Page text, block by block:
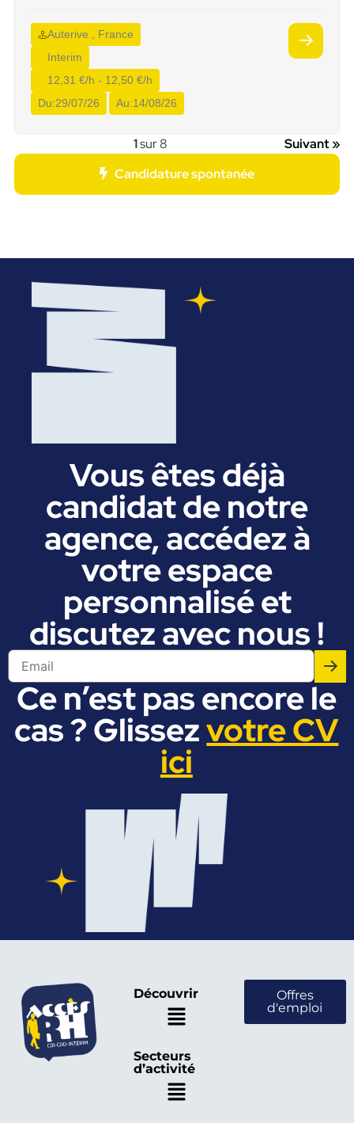
Auterive , France
Interim
12,31 €/h - 12,50 €/h
Du:29/07/26 Au:14/08/26
1sur 8
Suivant »
Candidature spontanée
Vous êtes déjà
candidat de notre
agence, accédez à
votre espace
personnalisé et
discutez avec nous !
Ce n’est pas encore le
cas ? Glissezvotre CV
ici
Découvrir
Secteurs
d’activité
Offres
d'emploi